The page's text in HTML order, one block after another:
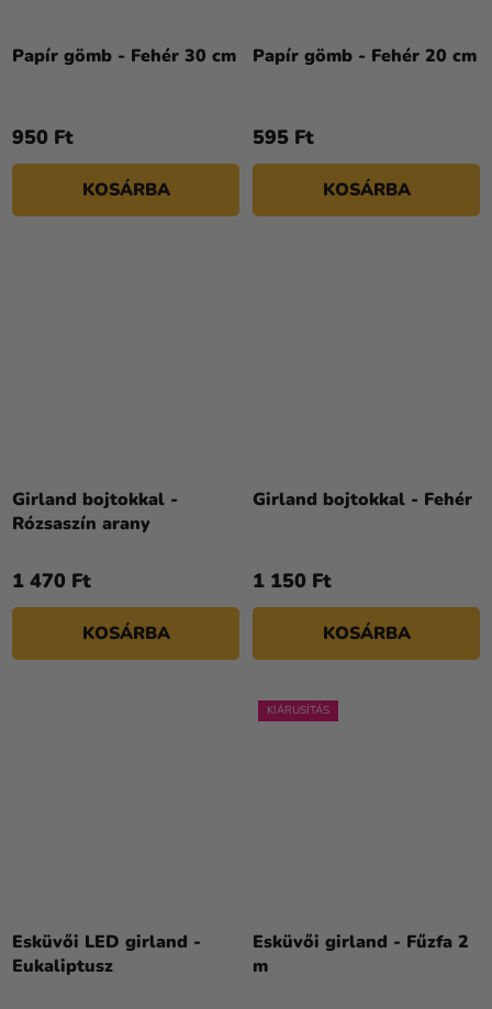
Papír gömb - Fehér 30 cm
950 Ft
KOSÁRBA
Papír gömb - Fehér 20 cm
595 Ft
KOSÁRBA
Girland bojtokkal -
Rózsaszín arany
1 470 Ft
KOSÁRBA
Girland bojtokkal - Fehér
1 150 Ft
KOSÁRBA
Esküvői LED girland -
Eukaliptusz
KIÁRUSÍTÁS
Esküvői girland - Fűzfa 2
m